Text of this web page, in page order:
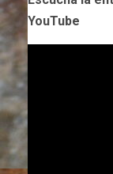
YouTube